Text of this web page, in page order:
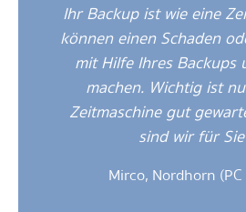
Ihr Backup ist wie eine
können einen Schaden
mit Hilfe Ihres Backups
machen. Wichtig ist
Zeitmaschine gut
sind wir für
Mirco, Nordhorn